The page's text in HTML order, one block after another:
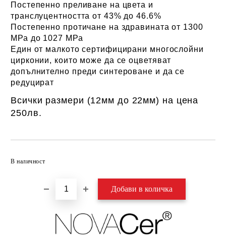
Постепенно преливане на цвета и
транслуцентността от 43% до 46.6%
Постепенно протичане на здравината от 1300
МРа до 1027 МРа
Един от малкото сертифицирани многослойни
цирконии, които може да се оцветяват
допълнително преди синтероване и да се
редуцират
Всички размери (12мм до 22мм) на цена
250лв.
В наличност